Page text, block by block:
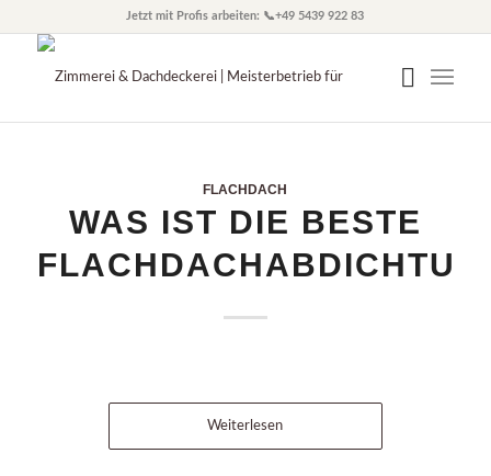
Jetzt mit Profis arbeiten: 📞+49 5439 922 83
FLACHDACH
WAS IST DIE BESTE
Weiterlesen